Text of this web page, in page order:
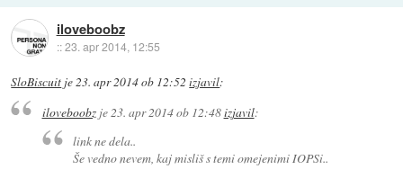
iloveboobz
::23. apr 2014, 12:55
SloBiscuit je23. apr 2014 ob 12:52 izjavil:
iloveboobzje 23. apr 2014 ob 12:48izjavil:
link ne dela..
Še vedno nevem, kaj misliš s temi omejenimi IOPSi..